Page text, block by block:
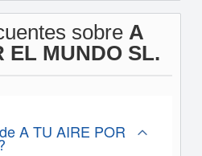
sobre A
EL MUNDO SL.
A TU AIRE POR